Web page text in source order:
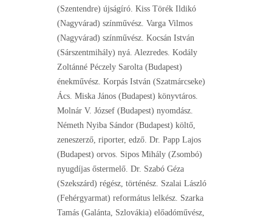
(Szentendre) újságíró. Kiss Törék Ildikó
(Nagyvárad) színművész. Varga Vilmos
(Nagyvárad) színművész. Kocsán István
(Sárszentmihály) nyá. Alezredes. Kodály
Zoltánné Péczely Sarolta (Budapest)
énekművész. Korpás István (Szatmárcseke)
Ács. Miska János (Budapest) könyvtáros.
Molnár V. József (Budapest) nyomdász.
Németh Nyiba Sándor (Budapest) költő,
zeneszerző, riporter, edző. Dr. Papp Lajos
(Budapest) orvos. Sipos Mihály (Zsombó)
nyugdíjas őstermelő. Dr. Szabó Géza
(Szekszárd) régész, történész. Szalai László
(Fehérgyarmat) református lelkész. Szarka
Tamás (Galánta, Szlovákia) előadóművész,